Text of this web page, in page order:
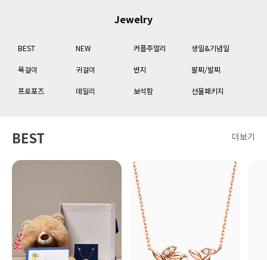
Jewelry
BEST NEW 커플주얼리 생일&기념일
목걸이 귀걸이 반지 팔찌/발찌
프로포즈 데일리 보석함 선물패키지
BEST 더보기